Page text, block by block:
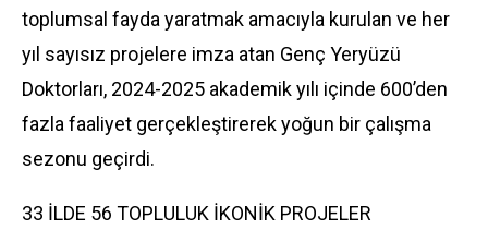
toplumsal fayda yaratmak amacıyla kurulan ve her
yıl sayısız projelere imza atan Genç Yeryüzü
Doktorları, 2024-2025 akademik yılı içinde 600’den
fazla faaliyet gerçekleştirerek yoğun bir çalışma
sezonu geçirdi.
33 İLDE 56 TOPLULUK İKONİK PROJELER